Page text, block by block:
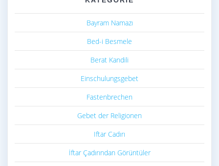
Bayram Namazı
Bed-i Besmele
Berat Kandili
Einschulungsgebet
Fastenbrechen
Gebet der Religionen
Iftar Cadırı
İftar Çadırından Görüntüler